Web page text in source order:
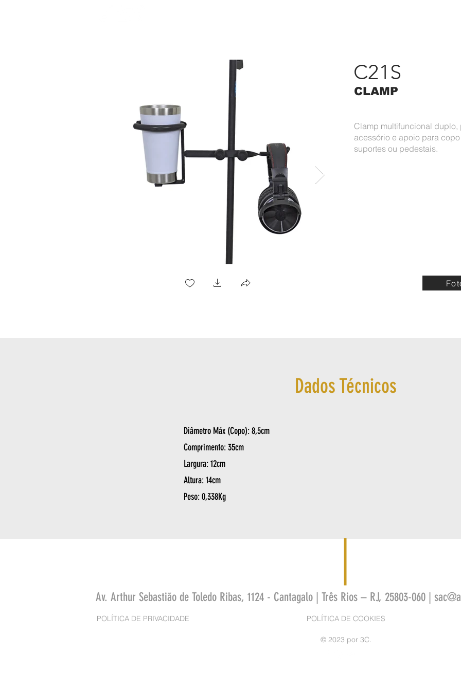
C21S
CLAMP
Clamp multifuncional
acessório e apoio para
suportes ou pedestais.
Dados Técnicos
Diâmetro Máx (Copo): 8,5cm
Comprimento: 35cm
Largura: 12cm
Altura: 14cm
Peso: 0,338Kg
Av. Arthur Sebastião de Toledo Ribas, 1124 - Cantagalo | Três Rios – RJ, 25803-060 |
POLÍTICA DE PRIVACIDADE POLÍTICA DE COOKIES
© 2023 por 3C.